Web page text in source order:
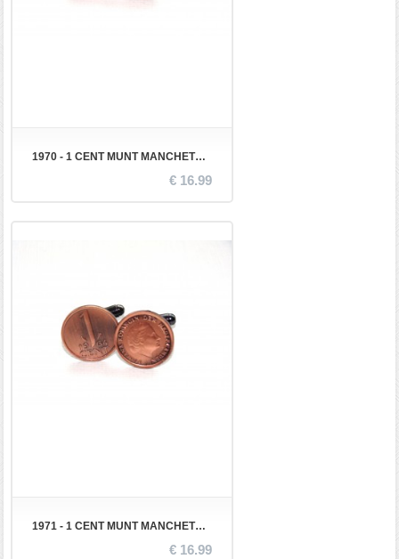
1970 - 1 CENT MUNT MANCHETKNOPEN
€ 16.99
1971 - 1 CENT MUNT MANCHETKNOPEN
€ 16.99